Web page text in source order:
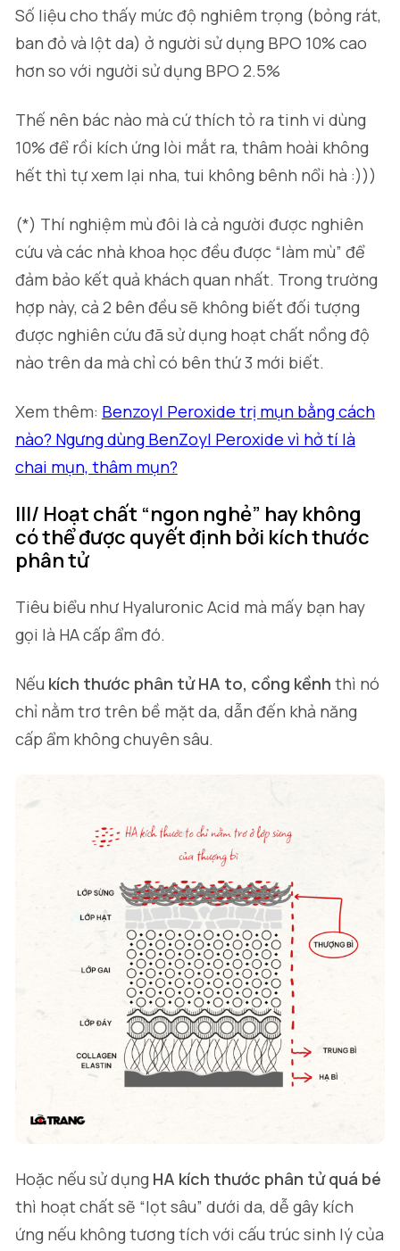
Số liệu cho thấy mức độ nghiêm trọng (bỏng rát,
ban đỏ và lột da) ở người sử dụng BPO 10% cao
hơn so với người sử dụng BPO 2.5%
Thế nên bác nào mà cứ thích tỏ ra tinh vi dùng
10% để rồi kích ứng lòi mắt ra, thâm hoài không
hết thì tự xem lại nha, tui không bênh nổi hà :)))
(*) Thí nghiệm mù đôi là cả người được nghiên
cứu và các nhà khoa học đều được “làm mù” để
đảm bảo kết quả khách quan nhất. Trong trường
hợp này, cả 2 bên đều sẽ không biết đối tượng
được nghiên cứu đã sử dụng hoạt chất nồng độ
nào trên da mà chỉ có bên thứ 3 mới biết.
Xem thêm: Benzoyl Peroxide trị mụn bằng cách
nào? Ngưng dùng BenZoyl Peroxide vì hở tí là
chai mụn, thâm mụn?
III/ Hoạt chất “ngon nghẻ” hay không
có thể được quyết định bởi kích thước
phân tử
Tiêu biểu như Hyaluronic Acid mà mấy bạn hay
gọi là HA cấp ẩm đó.
Nếu kích thước phân tử HA to, cồng kềnh thì nó
chỉ nằm trơ trên bề mặt da, dẫn đến khả năng
cấp ẩm không chuyên sâu.
Hoặc nếu sử dụng HA kích thước phân tử quá bé
thì hoạt chất sẽ “lọt sâu” dưới da, dễ gây kích
ứng nếu không tương tích với cấu trúc sinh lý của